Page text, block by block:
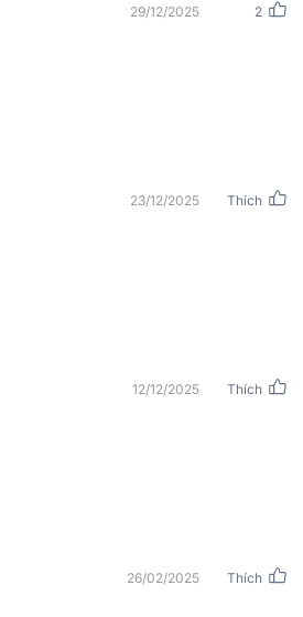
biệt và 1 cổng OUT 6,5mm.
khác nhau, phù hợp cho các nhu
29/12/2025 2
23/12/2025 Thích
12/12/2025 Thích
26/02/2025 Thích